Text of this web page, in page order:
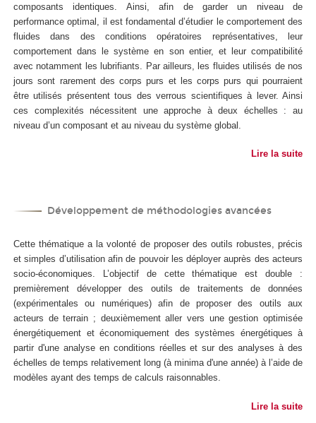
composants identiques. Ainsi, afin de garder un niveau de
performance optimal, il est fondamental d’étudier le comportement des
fluides dans des conditions opératoires représentatives, leur
comportement dans le système en son entier, et leur compatibilité
avec notamment les lubrifiants. Par ailleurs, les fluides utilisés de nos
jours sont rarement des corps purs et les corps purs qui pourraient
être utilisés présentent tous des verrous scientifiques à lever. Ainsi
ces complexités nécessitent une approche à deux échelles : au
niveau d’un composant et au niveau du système global.
Lire la suite
Développement de méthodologies avancées
Cette thématique a la volonté de proposer des outils robustes, précis
et simples d’utilisation afin de pouvoir les déployer auprès des acteurs
socio-économiques. L’objectif de cette thématique est double :
premièrement développer des outils de traitements de données
(expérimentales ou numériques) afin de proposer des outils aux
acteurs de terrain ; deuxièmement aller vers une gestion optimisée
énergétiquement et économiquement des systèmes énergétiques à
partir d'une analyse en conditions réelles et sur des analyses à des
échelles de temps relativement long (à minima d'une année) à l’aide de
modèles ayant des temps de calculs raisonnables.
Lire la suite